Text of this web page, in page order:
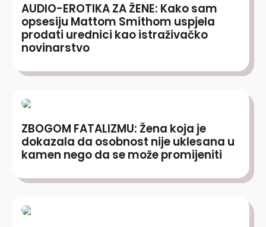
AUDIO-EROTIKA ZA ŽENE: Kako sam
opsesiju Mattom Smithom uspjela
prodati urednici kao istraživačko
novinarstvo
ZBOGOM FATALIZMU: Žena koja je
dokazala da osobnost nije uklesana u
kamen nego da se može promijeniti